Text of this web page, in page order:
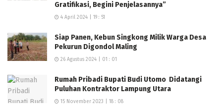
Gratifikasi, Begini Penjelasannya”
4 April 2024 | 19 : 51
Siap Panen, Kebun Singkong Milik Warga Desa
Pekurun Digondol Maling
26 Agustus 2024 | 01 : 01
Rumah Pribadi Bupati Budi Utomo Didatangi
Puluhan Kontraktor Lampung Utara
15 November 2023 | 18 : 08